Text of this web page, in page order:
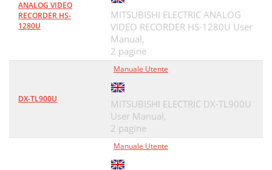
ANALOG VIDEO
RECORDER HS-
1280U
MITSUBISHI ELECTRIC ANALOG
VIDEO RECORDER HS-1280U User
Manual,
2 pagine
DX-TL900U
Manuale Utente
MITSUBISHI ELECTRIC DX-TL900U
User Manual,
2 pagine
Manuale Utente